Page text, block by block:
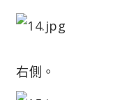
右側。